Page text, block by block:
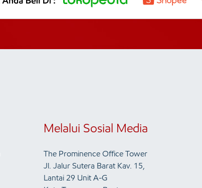
Melalui Sosial Media
The Prominence Office Tower
Jl. Jalur Sutera Barat Kav. 15,
Lantai 29 Unit A-G